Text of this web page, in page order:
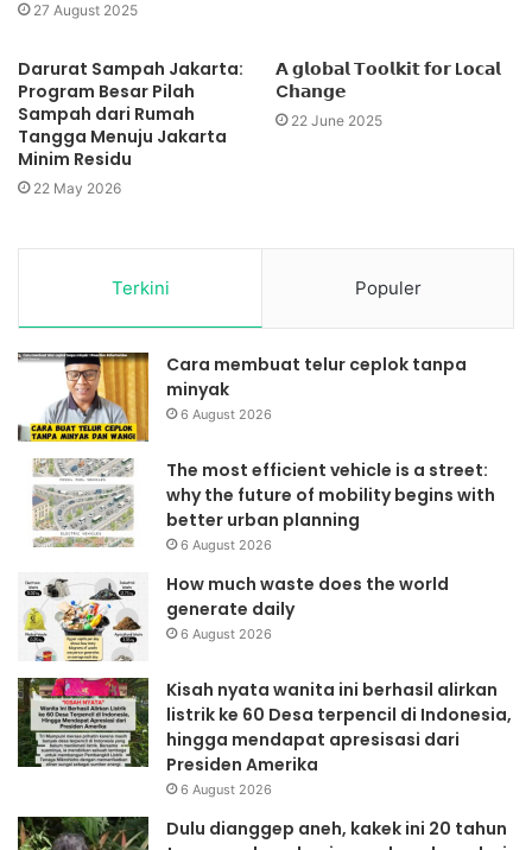
27 August 2025
Darurat Sampah Jakarta:
Program Besar Pilah
Sampah dari Rumah
Tangga Menuju Jakarta
Minim Residu
22 May 2026
𝗔 𝗴𝗹𝗼𝗯𝗮𝗹 𝗧𝗼𝗼𝗹𝗸𝗶𝘁 𝗳𝗼𝗿 L𝗼𝗰𝗮𝗹
C𝗵𝗮𝗻𝗴𝗲
22 June 2025
Terkini Populer
Cara membuat telur ceplok tanpa
minyak
6 August 2026
The most efficient vehicle is a street:
why the future of mobility begins with
better urban planning
6 August 2026
How much waste does the world
generate daily
6 August 2026
Kisah nyata wanita ini berhasil alirkan
listrik ke 60 Desa terpencil di Indonesia,
hingga mendapat apresisasi dari
Presiden Amerika
6 August 2026
Dulu dianggep aneh, kakek ini 20 tahun